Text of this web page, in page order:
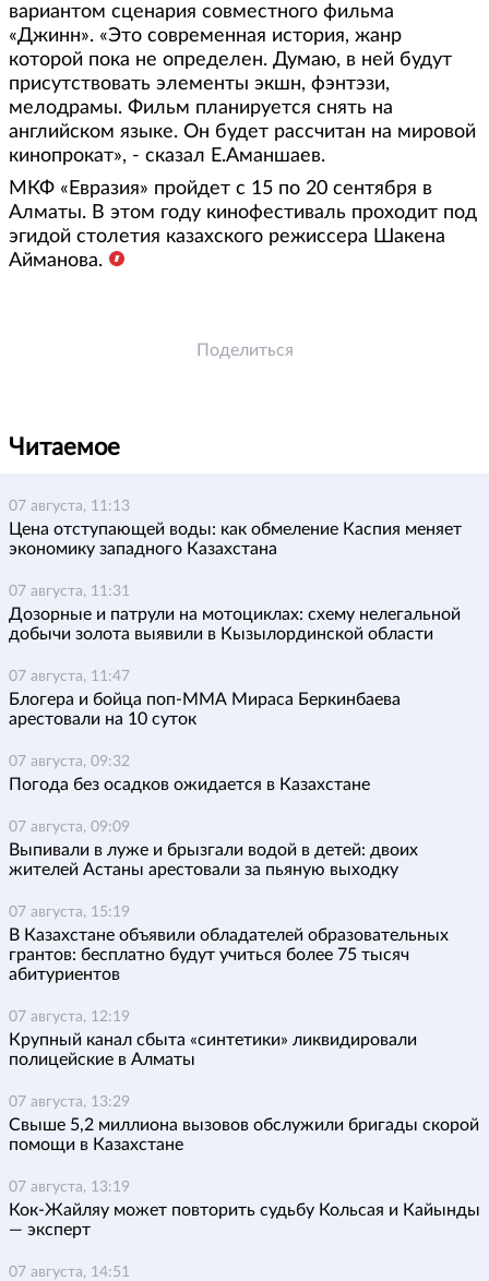
вариантом сценария совместного фильма
«Джинн». «Это современная история, жанр
которой пока не определен. Думаю, в ней будут
присутствовать элементы экшн, фэнтэзи,
мелодрамы. Фильм планируется снять на
английском языке. Он будет рассчитан на мировой
кинопрокат», - сказал Е.Аманшаев.
МКФ «Евразия» пройдет с 15 по 20 сентября в
Алматы. В этом году кинофестиваль проходит под
эгидой столетия казахского режиссера Шакена
Айманова.
Поделиться
Читаемое
07 августа, 11:13
Цена отступающей воды: как обмеление Каспия меняет
экономику западного Казахстана
07 августа, 11:31
Дозорные и патрули на мотоциклах: схему нелегальной
добычи золота выявили в Кызылординской области
07 августа, 11:47
Блогера и бойца поп-ММА Мираса Беркинбаева
арестовали на 10 суток
07 августа, 09:32
Погода без осадков ожидается в Казахстане
07 августа, 09:09
Выпивали в луже и брызгали водой в детей: двоих
жителей Астаны арестовали за пьяную выходку
07 августа, 15:19
В Казахстане объявили обладателей образовательных
грантов: бесплатно будут учиться более 75 тысяч
абитуриентов
07 августа, 12:19
Крупный канал сбыта «синтетики» ликвидировали
полицейские в Алматы
07 августа, 13:29
Свыше 5,2 миллиона вызовов обслужили бригады скорой
помощи в Казахстане
07 августа, 13:19
Кок-Жайляу может повторить судьбу Кольсая и Кайынды
— эксперт
07 августа, 14:51